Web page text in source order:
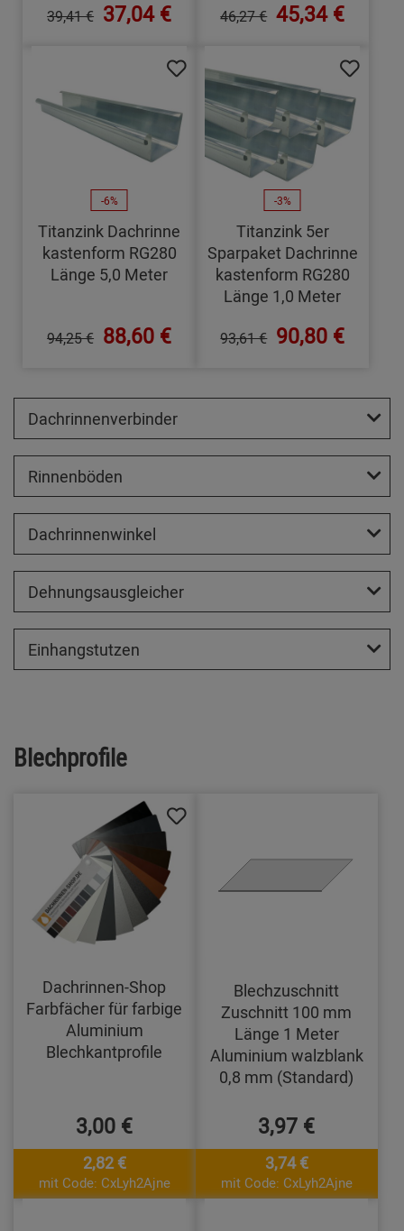
39,41 € 37,04 € 46,27 € 45,34 €
-6%
Titanzink Dachrinne
kastenform RG280
Länge 5,0 Meter
94,25 € 88,60 €
-3%
Titanzink 5er
Sparpaket Dachrinne
kastenform RG280
Länge 1,0 Meter
93,61 € 90,80 €
Dachrinnenverbinder
Rinnenböden
Dachrinnenwinkel
Dehnungsausgleicher
Einhangstutzen
Blechprofile
Dachrinnen-Shop
Farbfächer für farbige
Aluminium
Blechkantprofile
3,00 €
2,82 €
mit Code: CxLyh2Ajne
Blechzuschnitt
Zuschnitt 100 mm
Länge 1 Meter
Aluminium walzblank
0,8 mm (Standard)
3,97 €
3,74 €
mit Code: CxLyh2Ajne